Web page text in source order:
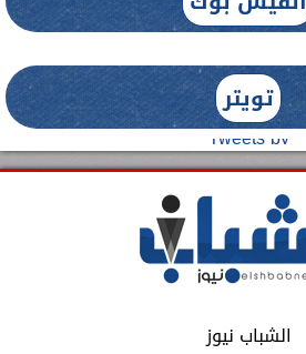
تويتر
Tweets by
الشباب نيوز